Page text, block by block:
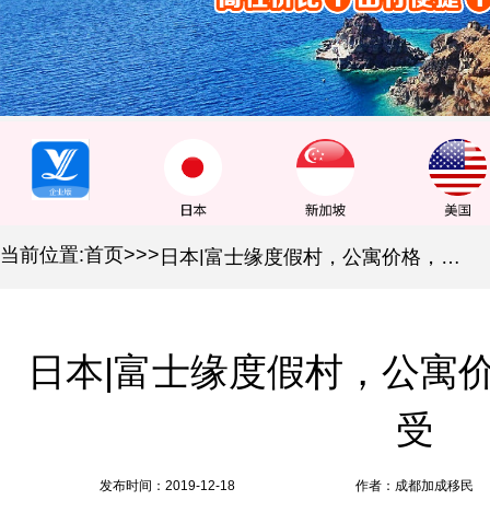
当前位置:首页>>> 日本|富士缘度假村，公寓价格，半山别墅的享受
日本|富士缘度假村，公寓
受
发布时间：2019-12-18 作者：成都加成移民